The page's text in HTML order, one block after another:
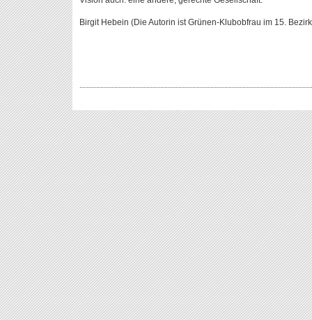
Birgit Hebein (Die Autorin ist Grünen-Klubobfrau im 15.